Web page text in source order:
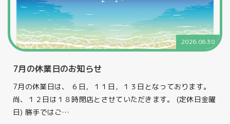
2026.06.30
7月の休業日のお知らせ
7月の休業日は、 ６日，１１日，１３日となっております。
尚、１２日は１８時閉店とさせていただきます。 (定休日金曜
日) 勝手ではご…